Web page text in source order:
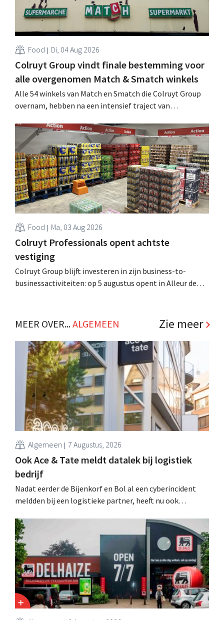
Food Di, 04 Aug 2026
Colruyt Group vindt finale bestemming voor
alle overgenomen Match & Smatch winkels
Alle 54 winkels van Match en Smatch die Colruyt Group
overnam, hebben na een intensief traject van
Al is die bestemming voor sommige panden een sluiting.
Food Ma, 03 Aug 2026
Colruyt Professionals opent achtste
vestiging
Colruyt Group blijft investeren in zijn business-to-
businessactiviteiten: op 5 augustus opent in Alleur de
klanten. .
MEER OVER...ALGEMEEN Zie meer
Algemeen 7 Augustus, 2026
Ook Ace & Tate meldt datalek bij logistiek
bedrijf
Nadat eerder de Bijenkorf en Bol al een cyberincident
meldden bij een logistieke partner, heeft nu ook
datalek. Financiële gegevens, gebruikersnamen en
wachtwoorden zijn niet getroffen.